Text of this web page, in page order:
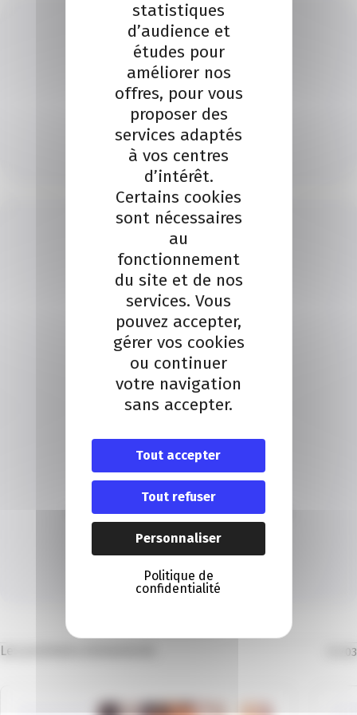
MAXENCE DE LAVENERE
Je contacte un conseiller
Je contacte
Localisation
C.I.P. 06 – CMA 06, 81 Avenue Léon Bérenger, 06700
Téléphone : 04 93 14 16 14
Itinéraire
Les prochains évènements 03
statistiques
d’audience et
études pour
améliorer nos
offres, pour vous
proposer des
services adaptés
à vos centres
d’intérêt.
Certains cookies
sont nécessaires
au
fonctionnement
du site et de nos
services. Vous
pouvez accepter,
gérer vos cookies
ou continuer
votre navigation
sans accepter.
Tout accepter
Tout refuser
Personnaliser
Politique de
confidentialité